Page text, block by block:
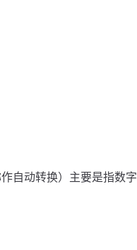
自动转换）主要是指数字